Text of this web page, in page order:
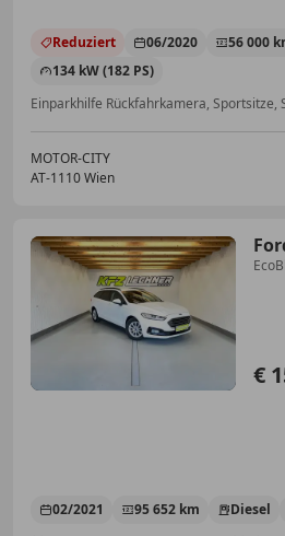
Reduziert 06/2020 56 000
134 kW (182 PS)
MOTOR-CITY
AT-1110 Wien
€
02/2021 95 652 km Diesel